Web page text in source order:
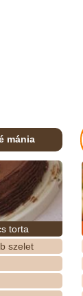
mánia
torta
szelet